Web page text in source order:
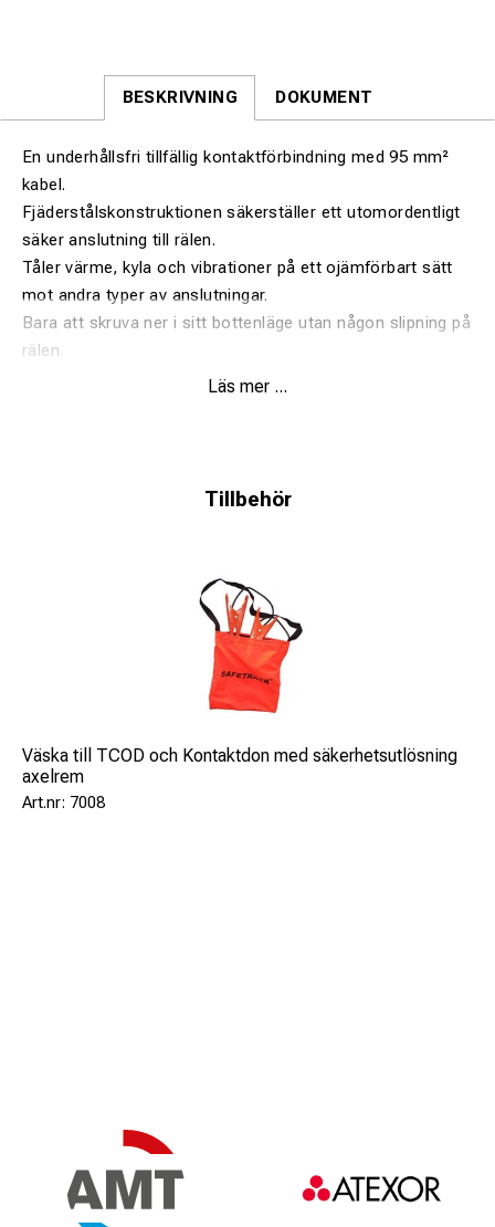
BESKRIVNING DOKUMENT
En underhållsfri tillfällig kontaktförbindning med 95 mm²
kabel.
Fjäderstålskonstruktionen säkerställer ett utomordentligt
säker anslutning till rälen.
Tåler värme, kyla och vibrationer på ett ojämförbart sätt
mot andra typer av anslutningar.
Bara att skruva ner i sitt bottenläge utan någon slipning på
rälen.
Läs mer ...
Tillbehör
Väska till TCOD och Kontaktdon med säkerhetsutlösning
axelrem
7008